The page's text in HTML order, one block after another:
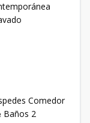
Comedor
Baños 2